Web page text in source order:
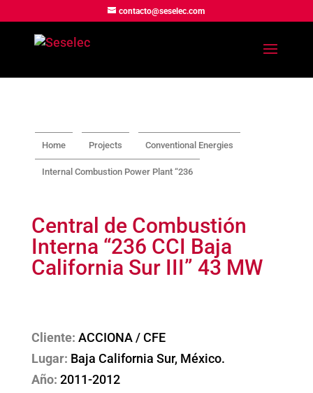
contacto@seselec.com
Home Projects Conventional Energies
Internal Combustion Power Plant “236
Central de Combustión
Interna “236 CCI Baja
California Sur III” 43 MW
Cliente: ACCIONA / CFE
Lugar: Baja California Sur, México.
Año: 2011-2012